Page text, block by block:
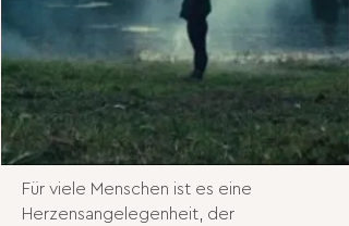
Für viele Menschen ist es eine
Herzensangelegenheit, der